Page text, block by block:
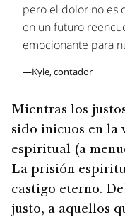
pero el dolor no es
en un futuro
emocionante para
—Kyle, contador
Mientras los
sido inicuos en la
espiritual (a
La prisión
castigo eterno.
justo, a aquellos